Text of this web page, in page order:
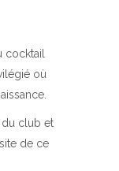
cocktail
où
du club et
de ce